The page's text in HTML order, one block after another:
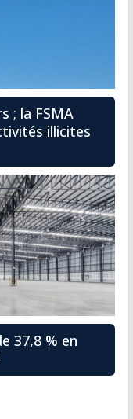
; la FSMA
illicites
37,8 % en